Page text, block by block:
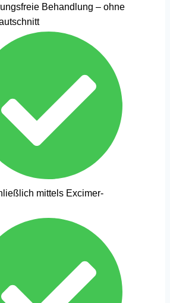
Behandlung – ohne
mittels Excimer-